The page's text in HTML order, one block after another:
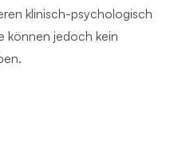
klinisch-psychologisch
können jedoch kein